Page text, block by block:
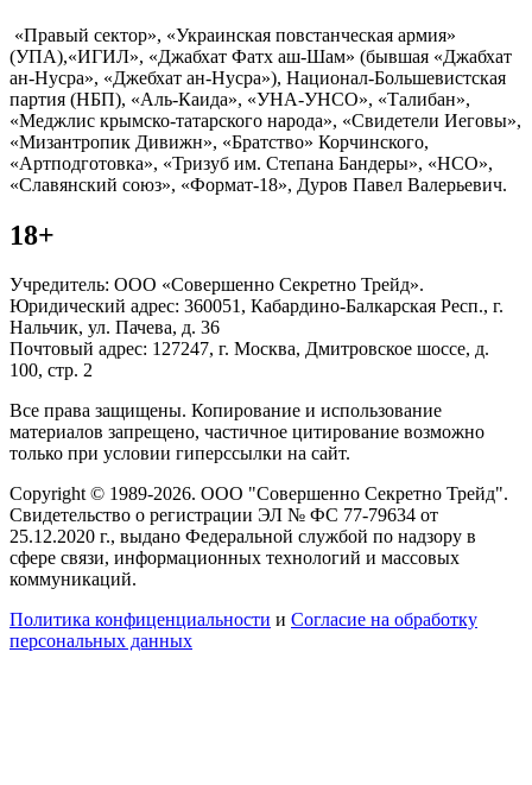
«Правый сектор», «Украинская повстанческая армия»
(УПА),«ИГИЛ», «Джабхат Фатх аш-Шам» (бывшая «Джабхат
ан-Нусра», «Джебхат ан-Нусра»), Национал-Большевистская
партия (НБП), «Аль-Каида», «УНА-УНСО», «Талибан»,
«Меджлис крымско-татарского народа», «Свидетели Иеговы»,
«Мизантропик Дивижн», «Братство» Корчинского,
«Артподготовка», «Тризуб им. Степана Бандеры», «НСО»,
«Славянский союз», «Формат-18», Дуров Павел Валерьевич.
18+
Учредитель: ООО «Совершенно Секретно Трейд».
Юридический адрес: 360051, Кабардино-Балкарская Респ., г.
Нальчик, ул. Пачева, д. 36
Почтовый адрес: 127247, г. Москва, Дмитровское шоссе, д.
100, стр. 2
Все права защищены. Копирование и использование
материалов запрещено, частичное цитирование возможно
только при условии гиперссылки на сайт.
Copyright © 1989-2026. ООО "Совершенно Секретно Трейд".
Свидетельство о регистрации ЭЛ № ФС 77-79634 от
25.12.2020 г., выдано Федеральной службой по надзору в
сфере связи, информационных технологий и массовых
коммуникаций.
Политика конфиценциальности и Согласие на обработку
персональных данных